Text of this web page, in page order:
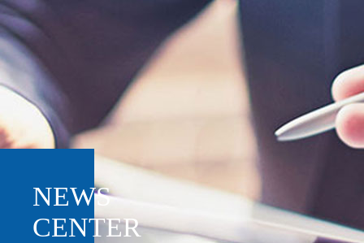
NEWS
CENTER